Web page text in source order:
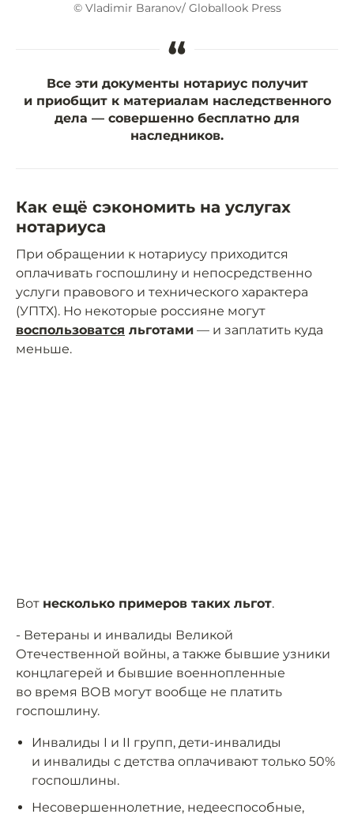
© Vladimir Baranov/ Globallook Press
“
Все эти документы нотариус получит
и приобщит к материалам наследственного
дела — совершенно бесплатно для
наследников.
Как ещё сэкономить на услугах
нотариуса
При обращении к нотариусу приходится
оплачивать госпошлину и непосредственно
услуги правового и технического характера
(УПТХ). Но некоторые россияне могут
воспользоватся льготами — и заплатить куда
меньше.
Вот несколько примеров таких льгот.
- Ветераны и инвалиды Великой
Отечественной войны, а также бывшие узники
концлагерей и бывшие военнопленные
во время ВОВ могут вообще не платить
госпошлину.
Инвалиды I и II групп, дети-инвалиды
и инвалиды с детства оплачивают только 50%
госпошлины.
Несовершеннолетние, недееспособные,